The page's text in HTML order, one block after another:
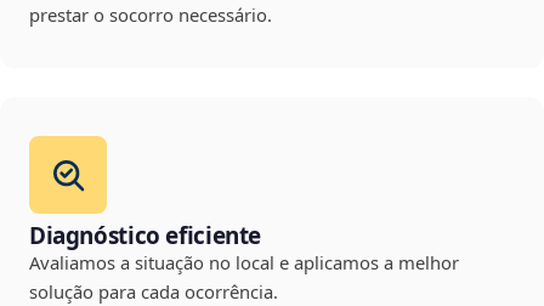
prestar o socorro necessário.
Diagnóstico eficiente
Avaliamos a situação no local e aplicamos a melhor
solução para cada ocorrência.